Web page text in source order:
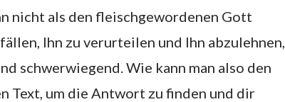
nicht als den fleischgewordenen Gott
Ihn zu verurteilen und Ihn abzulehnen,
schwerwiegend. Wie kann man also den
Text, um die Antwort zu finden und dir